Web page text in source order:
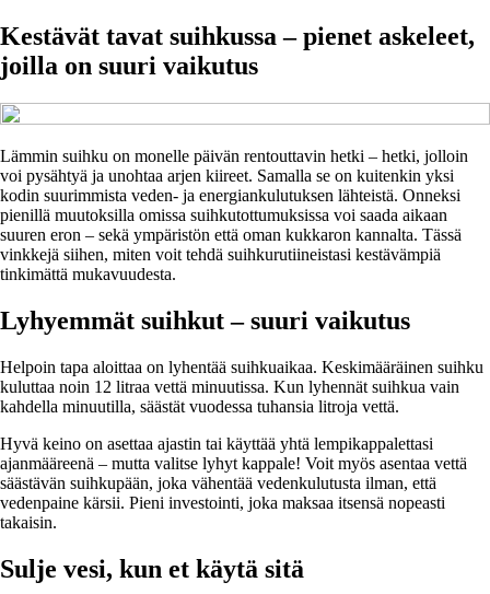
Kestävät tavat suihkussa – pienet askeleet,
joilla on suuri vaikutus
Lämmin suihku on monelle päivän rentouttavin hetki – hetki, jolloin
voi pysähtyä ja unohtaa arjen kiireet. Samalla se on kuitenkin yksi
kodin suurimmista veden- ja energiankulutuksen lähteistä. Onneksi
pienillä muutoksilla omissa suihkutottumuksissa voi saada aikaan
suuren eron – sekä ympäristön että oman kukkaron kannalta. Tässä
vinkkejä siihen, miten voit tehdä suihkurutiineistasi kestävämpiä
tinkimättä mukavuudesta.
Lyhyemmät suihkut – suuri vaikutus
Helpoin tapa aloittaa on lyhentää suihkuaikaa. Keskimääräinen suihku
kuluttaa noin 12 litraa vettä minuutissa. Kun lyhennät suihkua vain
kahdella minuutilla, säästät vuodessa tuhansia litroja vettä.
Hyvä keino on asettaa ajastin tai käyttää yhtä lempikappalettasi
ajanmääreenä – mutta valitse lyhyt kappale! Voit myös asentaa vettä
säästävän suihkupään, joka vähentää vedenkulutusta ilman, että
vedenpaine kärsii. Pieni investointi, joka maksaa itsensä nopeasti
takaisin.
Sulje vesi, kun et käytä sitä